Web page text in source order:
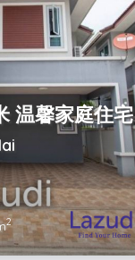
温馨家庭住宅
2